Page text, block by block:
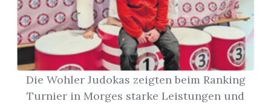
Bremgarten
Die Wohler Judokas zeigten beim Ranking
Turnier in Morges starke Leistungen und